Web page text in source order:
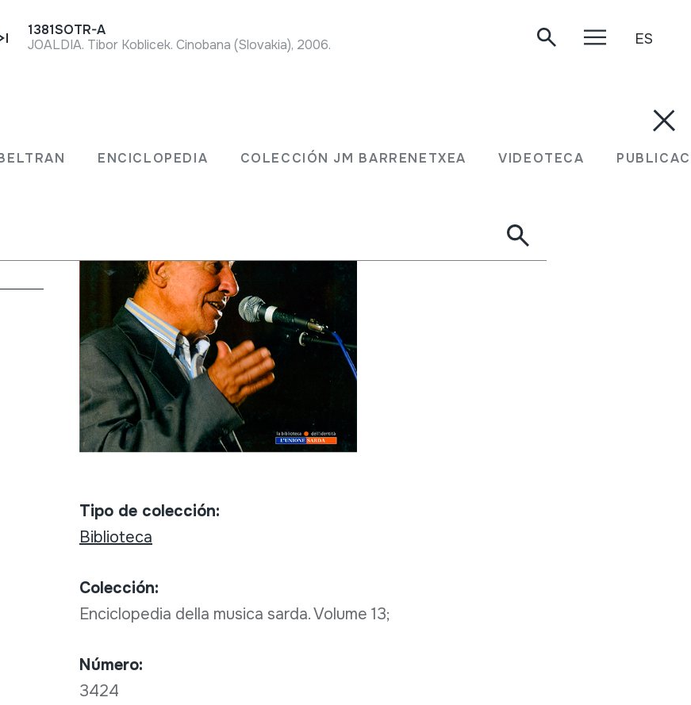
ENCICLOPEDIA COLECCIÓN JM BARRENETXEA VIDEOTECA
1381SOTR-A
JOALDIA. Tibor Koblicek. Cinobana (Slovakia), 2006.
ES
Tipo de colección:
Biblioteca
Colección:
Enciclopedia della musica sarda. Volume 13;
Número:
3424